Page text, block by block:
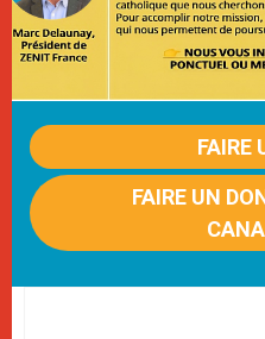
FAIRE
FAIRE UN